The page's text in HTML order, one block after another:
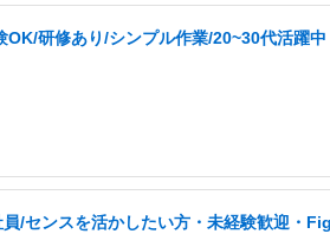
OK/研修あり/シンプル作業/20~30代活躍中
/センスを活かしたい方・未経験歓迎・